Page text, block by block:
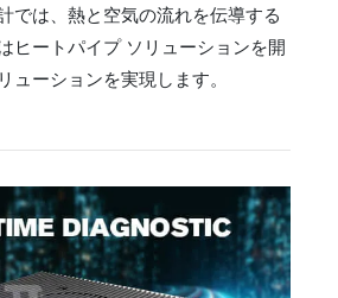
では、熱と空気の流れを伝導する
ヒートパイプ ソリューションを開
ューションを実現します。